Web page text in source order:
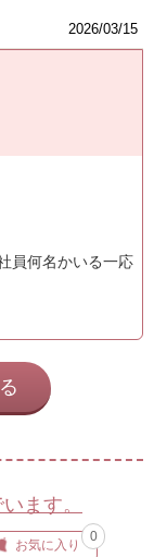
2026/03/15
員何名かいる一応
ます。
お気に入り
0